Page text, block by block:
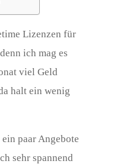
Lizenzen für
ich mag es
viel Geld
halt ein wenig
paar Angebote
sehr spannend